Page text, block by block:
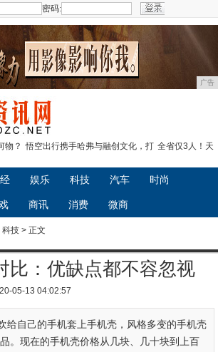
密码:
广告
物？ 悟空出行携手哈弗与融创文化，打 全省仅3人！天
娱乐 科技 汽车 时尚
商讯 消费 微商
科技 > 正文
比：优缺点都不容忽视
05-13 04:02:57
给自己的手机套上手机壳，风格多变的手机壳
。现在的手机壳价格从几块、几十块到上百